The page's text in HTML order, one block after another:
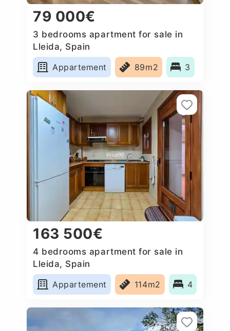
79 000€
3 bedrooms apartment for sale in
Lleida, Spain
Appartement
89m2 3
163 500€
4 bedrooms apartment for sale in
Lleida, Spain
Appartement
114m2 4